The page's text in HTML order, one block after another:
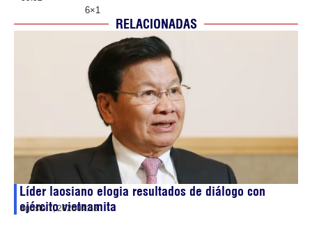
6×1
RELACIONADAS
Líder laosiano elogia resultados de diálogo con
ejército vietnamita
agosto 7, 202604:58